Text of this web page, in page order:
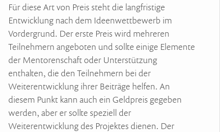
Für diese Art von Preis steht die langfristige
Entwicklung nach dem Ideenwettbewerb im
Vordergrund. Der erste Preis wird mehreren
Teilnehmern angeboten und sollte einige Elemente
der Mentorenschaft oder Unterstützung
enthalten, die den Teilnehmern bei der
Weiterentwicklung ihrer Beiträge helfen. An
diesem Punkt kann auch ein Geldpreis gegeben
werden, aber er sollte speziell der
Weiterentwicklung des Projektes dienen. Der